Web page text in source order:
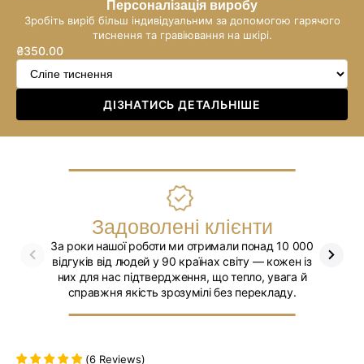
Персоналізація виробу
Зробіть виріб більш індивідуальним за допомогою гарячого
тиснення та гравіювання на шкірі.
Звичайна
ціна
₴350.00
ДІЗНАТИСЬ ДЕТАЛЬНІШЕ
Задоволені клієнти
За роки нашої роботи ми отримали понад 10 000
відгуків від людей у 90 країнах світу — кожен із
них для нас підтвердження, що тепло, увага й
справжня якість зрозумілі без перекладу.
(6 Reviews)